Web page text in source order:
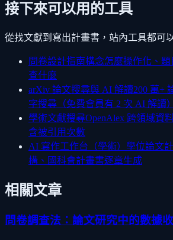
接下來可以用的工具
從找文獻到寫出計畫書，站內工具都可
問卷設計指南構念怎麼操作化、
查什麼
arXiv 論文搜尋與 AI 解讀200 萬+
字搜尋（免費會員有 2 次 AI 解讀）
學術文獻搜尋OpenAlex 跨領域資
含被引用次數
AI 寫作工作台（學術） 學位論文
構、國科會計畫書逐章生成
相關文章
問卷調查法：論文研究中的數據